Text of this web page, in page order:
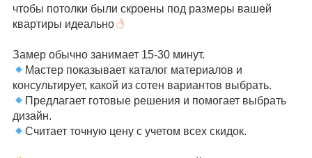
чтобы потолки были скроены под размеры вашей
квартиры идеально
Замер обычно занимает 15-30 минут.
Мастер показывает каталог материалов и
консультирует, какой из сотен вариантов выбрать.
Предлагает готовые решения и помогает выбрать
дизайн.
Считает точную цену с учетом всех скидок.